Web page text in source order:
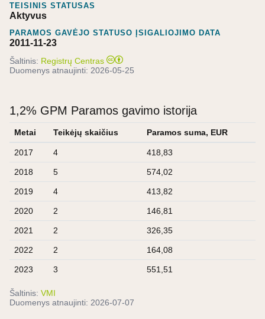
TEISINIS STATUSAS
Aktyvus
PARAMOS GAVĖJO STATUSO ĮSIGALIOJIMO DATA
2011-11-23
Šaltinis: Registrų Centras
Duomenys atnaujinti: 2026-05-25
1,2% GPM Paramos gavimo istorija
Metai Teikėjų skaičius Paramos suma, EUR
2017 4 418,83
2018 5 574,02
2019 4 413,82
2020 2 146,81
2021 2 326,35
2022 2 164,08
2023 3 551,51
Šaltinis: VMI
Duomenys atnaujinti: 2026-07-07